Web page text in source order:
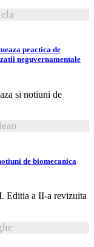
practica de
neguvernamentale
de biomecanica